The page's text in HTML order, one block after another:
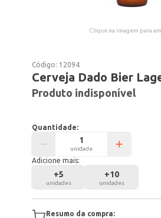
Clique na imagem para
Código: 12094
Cerveja Dado Bier
Produto indisponível
Quantidade:
unidade
Adicione mais:
+5
unidades
+10
unidades
Resumo da compra: